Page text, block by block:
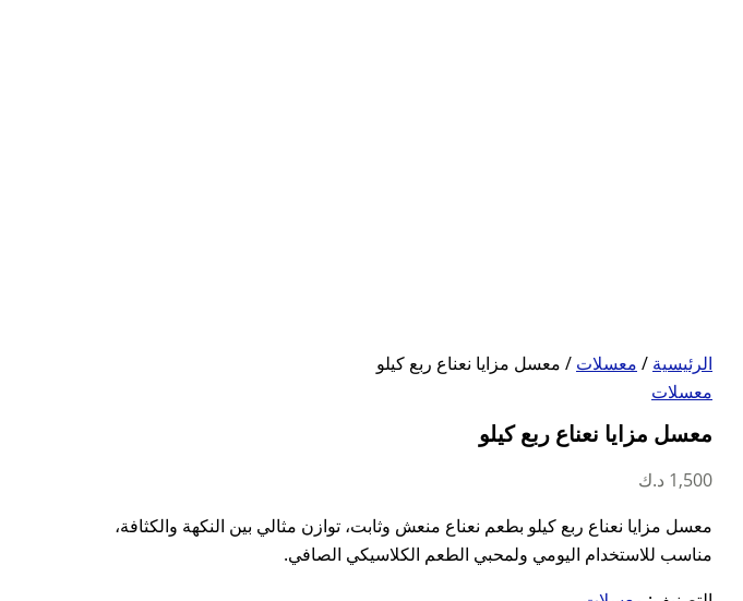
الرئيسية / معسلات / معسل مزايا نعناع ربع كيلو
معسلات
معسل مزايا نعناع ربع كيلو
1,500 د.ك
معسل مزايا نعناع ربع كيلو بطعم نعناع منعش وثابت، توازن مثالي بين النكهة والكثافة،
مناسب للاستخدام اليومي ولمحبي الطعم الكلاسيكي الصافي.